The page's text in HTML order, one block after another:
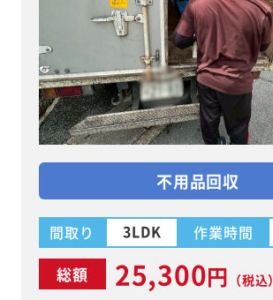
不用品回収
間取り 3LDK 作業時間
総額 25,300円 （税込）